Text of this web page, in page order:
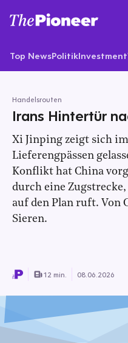
Top NewsPolitikInvestment
Handelsrouten
Irans Hintertür
Xi Jinping zeigt sich
Lieferengpässen
Konflikt hat China
durch eine
auf den Plan ruft. Von
Sieren.
12 min. 08.06.2026